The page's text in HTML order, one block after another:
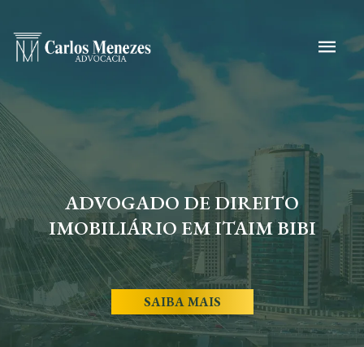
ADVOGADO DE DIREITO
IMOBILIÁRIO EM ITAIM BIBI
SAIBA MAIS